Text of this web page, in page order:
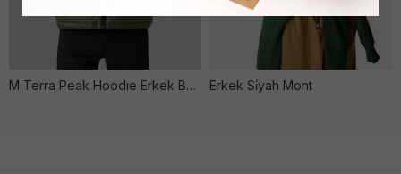
M Terra Peak Hoodıe Erkek Bark Mıst Mont Erkek Si̇yah Mont